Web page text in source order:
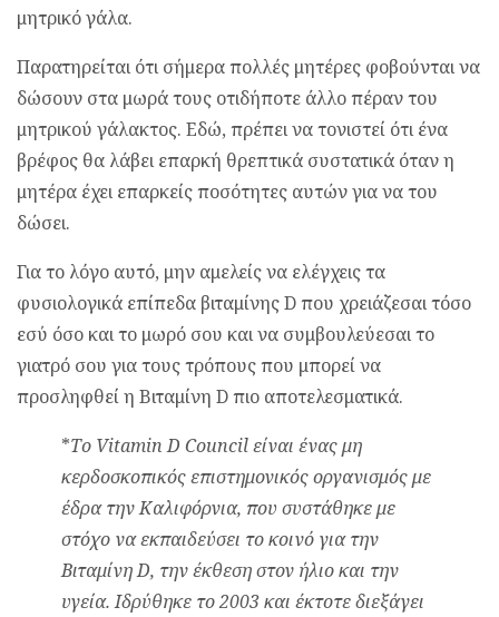
μητρικό γάλα.
Παρατηρείται ότι σήμερα πολλές μητέρες φοβούνται να
δώσουν στα μωρά τους οτιδήποτε άλλο πέραν του
μητρικού γάλακτος. Εδώ, πρέπει να τονιστεί ότι ένα
βρέφος θα λάβει επαρκή θρεπτικά συστατικά όταν η
μητέρα έχει επαρκείς ποσότητες αυτών για να του
δώσει.
Για το λόγο αυτό, μην αμελείς να ελέγχεις τα
φυσιολογικά επίπεδα βιταμίνης D που χρειάζεσαι τόσο
εσύ όσο και το μωρό σου και να συμβουλεύεσαι το
γιατρό σου για τους τρόπους που μπορεί να
προσληφθεί η Βιταμίνη D πιο αποτελεσματικά.
*Το Vitamin D Council είναι ένας μη
κερδοσκοπικός επιστημονικός οργανισμός με
έδρα την Καλιφόρνια, που συστάθηκε με
στόχο να εκπαιδεύσει το κοινό για την
Βιταμίνη D, την έκθεση στον ήλιο και την
υγεία. Ιδρύθηκε το 2003 και έκτοτε διεξάγει